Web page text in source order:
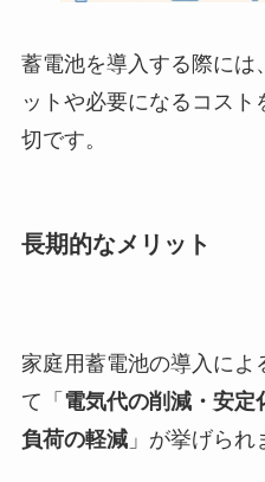
蓄電池を導入する際には
ットや必要になるコス
切です。
長期的なメリット
家庭用蓄電池の導入によ
て「 電気代の削減・安定
負荷の軽減」が挙げられ